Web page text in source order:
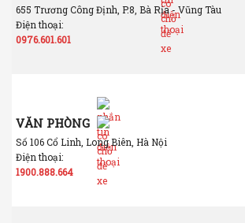
655 Trương Công Định, P.8, Bà Rịa - Vũng Tàu
Điện thoại:
0976.601.601
VĂN PHÒNG
Số 106 Cổ Linh, Long Biên, Hà Nội
Điện thoại:
1900.888.664